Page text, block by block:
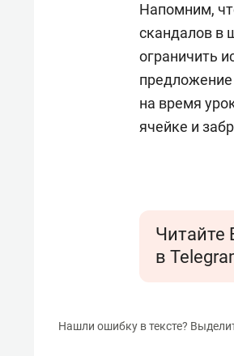
Напомним,
скандалов в
ограничить
предложение
на время
ячейке и
Читайте
в
Нашли ошибку в тексте?